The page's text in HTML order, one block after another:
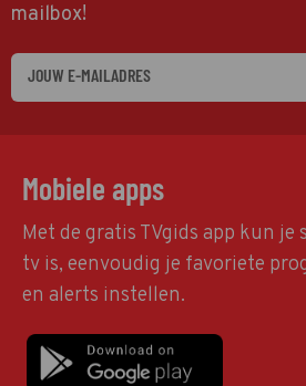
mailbox!
Mobiele apps
Met de gratis TVgids app kun je
tv is, eenvoudig je favoriete
en alerts instellen.